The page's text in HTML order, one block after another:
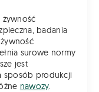
żywność
badania
surowe normy
jest
sposób produkcji
nawozy.